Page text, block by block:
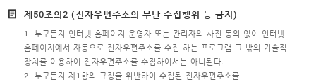
제50조의2 (전자우편주소의 무단 수집행위 등 금지)
1. 누구든지 인터넷 홈페이지 운영자 또는 관리자의 사전 동의 없이 인터넷
홈페이지에서 자동으로 전자우편주소를 수집 하는 프로그램 그 밖의 기술적
장치를 이용하여 전자우편주소를 수집하여서는 아니된다.
2. 누구든지 제1항의 규정을 위반하여 수집된 전자우편주소를
개인정보처리방침
이메일무단수집거부